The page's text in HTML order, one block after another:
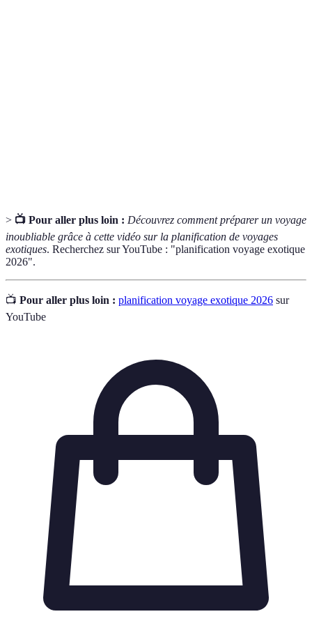
> 📺 Pour aller plus loin : Découvrez comment préparer un voyage
inoubliable grâce à cette vidéo sur la planification de voyages
exotiques. Recherchez sur YouTube : "planification voyage exotique
2026".
📺 Pour aller plus loin : planification voyage exotique 2026 sur
YouTube